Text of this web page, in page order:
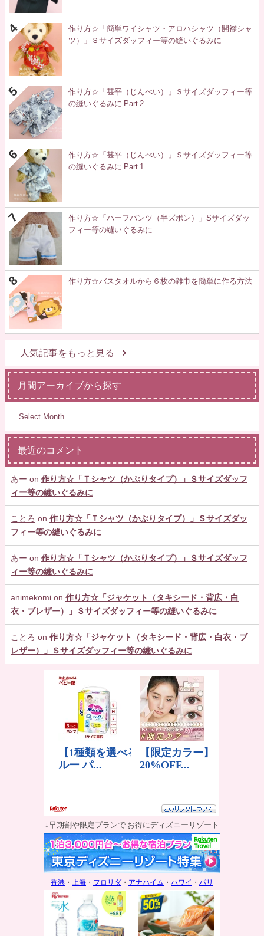
作り方☆「簡単ワイシャツ・アロハシャツ（開襟シャ
ツ）」Ｓサイズダッフィー等の縫いぐるみに
作り方☆「甚平（じんべい）」Ｓサイズダッフィー等
の縫いぐるみに Part 2
作り方☆「甚平（じんべい）」Ｓサイズダッフィー等
の縫いぐるみに Part 1
作り方☆「ハーフパンツ（半ズボン）」Sサイズダッ
フィー等の縫いぐるみに
作り方☆バスタオルから６枚の雑巾を簡単に作る方法
人気記事をもっと見る
月間アーカイブから探す
最近のコメント
あー on 作り方☆「Ｔシャツ（かぶりタイプ）」Ｓサイズダッフ
ィー等の縫いぐるみに
ことろ on 作り方☆「Ｔシャツ（かぶりタイプ）」Ｓサイズダッ
フィー等の縫いぐるみに
あー on 作り方☆「Ｔシャツ（かぶりタイプ）」Ｓサイズダッフ
ィー等の縫いぐるみに
animekomi on 作り方☆「ジャケット（タキシード・背広・白
衣・ブレザー）」Ｓサイズダッフィー等の縫いぐるみに
ことろ on 作り方☆「ジャケット（タキシード・背広・白衣・ブ
レザー）」Ｓサイズダッフィー等の縫いぐるみに
↓早期割や限定プランで お得にディズニーリゾート
香港 ・ 上海 ・ フロリダ ・ アナハイム ・ ハワイ ・ パリ